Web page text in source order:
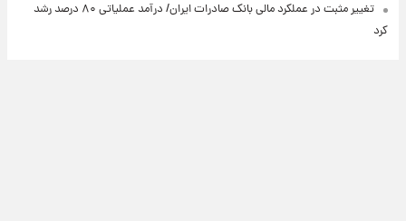
تغییر مثبت در عملکرد مالی بانک صادرات ایران/ درآمد عملیاتی ۸۰ درصد رشد
کرد